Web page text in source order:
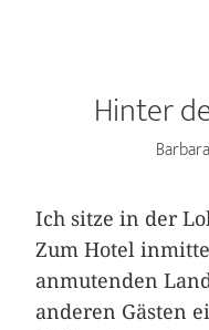
Hinter
Ich sitze in der
Zum Hotel
anmutenden
anderen Gästen